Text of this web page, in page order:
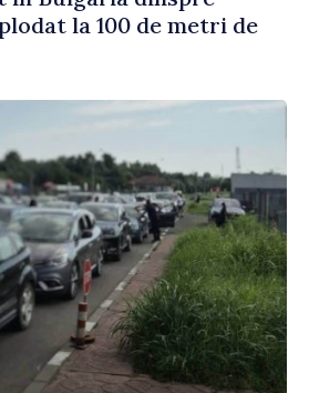
la 100 de metri de